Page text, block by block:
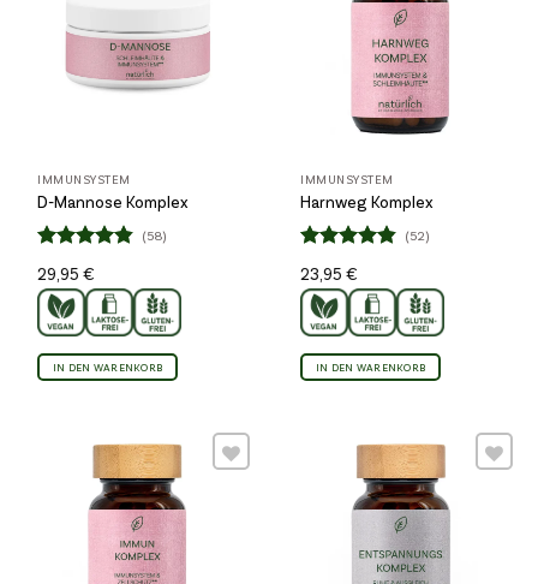
IMMUNSYSTEM
D-Mannose Komplex
mit4.81
von 5
(58)
29,95€
IN DEN WARENKORB
IMMUNSYSTEM
Harnweg Komplex
mit4.81
von 5
(52)
23,95€
IN DEN WARENKORB
Wunschliste Wunschliste